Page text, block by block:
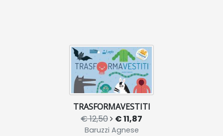
TRASFORMAVESTITI
€ 12,50 € 11,87
Baruzzi Agnese